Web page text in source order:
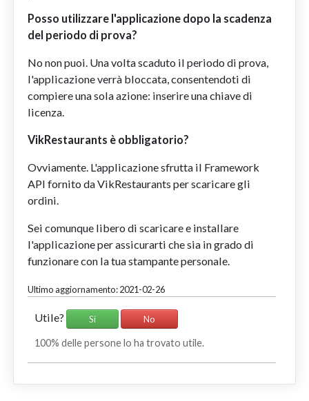
Posso utilizzare l'applicazione dopo la scadenza
del periodo di prova?
No non puoi. Una volta scaduto il periodo di prova,
l'applicazione verrà bloccata, consentendoti di
compiere una sola azione: inserire una chiave di
licenza.
VikRestaurants è obbligatorio?
Ovviamente. L'applicazione sfrutta il Framework
API fornito da VikRestaurants per scaricare gli
ordini.
Sei comunque libero di scaricare e installare
l'applicazione per assicurarti che sia in grado di
funzionare con la tua stampante personale.
Ultimo aggiornamento: 2021-02-26
Utile? Si No
100% delle persone lo ha trovato utile.